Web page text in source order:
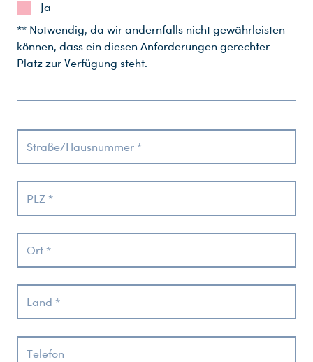
Ja
** Notwendig, da wir andernfalls nicht gewährleisten
können, dass ein diesen Anforderungen gerechter
Platz zur Verfügung steht.
Straße/Hausnummer *
PLZ *
Ort *
Land *
Telefon